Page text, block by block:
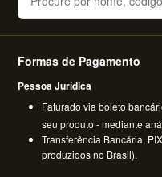
Formas de Pagamento
Pessoa Jurídica
Faturado via boleto
seu produto - mediante
Transferência Bancária,
produzidos no Brasil).